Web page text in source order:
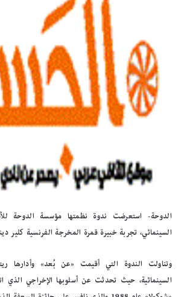
الدوحة- استعرضت ندوة نظمتها مؤسسة الدوحة
السينمائي، تجربة خبيرة قمرة المخرجة الفرنسية كلير
وتناولت الندوة التي أقيمت «عن بُعد» وأدارها
السينمائية، حيث تحدثت عن أسلوبها الإخراجي الذي